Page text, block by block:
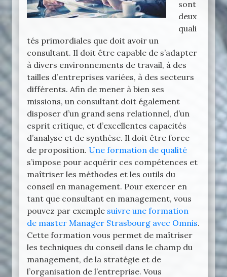
sont
deux
quali
tés primordiales que doit avoir un
consultant. Il doit être capable de s’adapter
à divers environnements de travail, à des
tailles d’entreprises variées, à des secteurs
différents. Afin de mener à bien ses
missions, un consultant doit également
disposer d’un grand sens relationnel, d’un
esprit critique, et d’excellentes capacités
d’analyse et de synthèse. Il doit être force
de proposition. Une formation de qualité
s’impose pour acquérir ces compétences et
maîtriser les méthodes et les outils du
conseil en management. Pour exercer en
tant que consultant en management, vous
pouvez par exemple suivre une formation
de master Manager Strasbourg avec Omnis.
Cette formation vous permet de maîtriser
les techniques du conseil dans le champ du
management, de la stratégie et de
l’organisation de l’entreprise. Vous